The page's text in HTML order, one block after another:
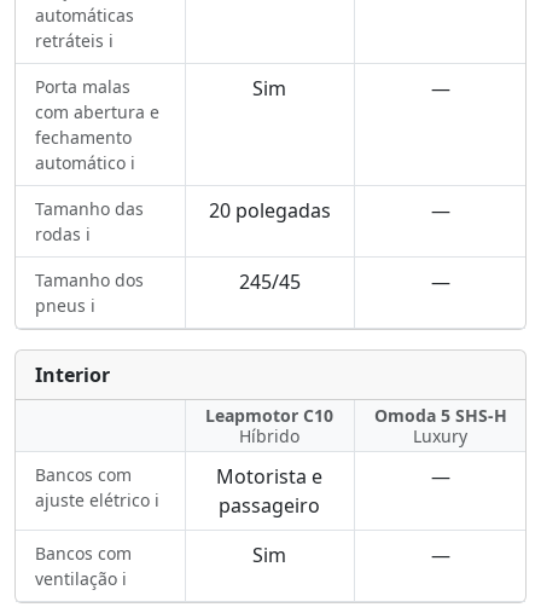
automáticas
retráteis ℹ️
Porta malas
com abertura e
fechamento
automático ℹ️
Sim —
Tamanho das
rodas ℹ️
20 polegadas —
Tamanho dos
pneus ℹ️
245/45 —
Interior
Leapmotor C10
Híbrido
Omoda 5 SHS-H
Luxury
Bancos com
ajuste elétrico ℹ️
Motorista e
passageiro
—
Bancos com
ventilação ℹ️
Sim —